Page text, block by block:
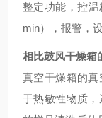
整定功能，控
min），报警，
相比鼓风干燥箱
真空干燥箱的
于热敏性物质